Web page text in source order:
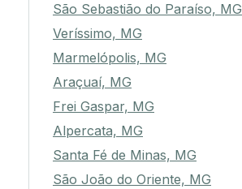
São Sebastião do Paraíso, MG
Veríssimo, MG
Marmelópolis, MG
Araçuaí, MG
Frei Gaspar, MG
Alpercata, MG
Santa Fé de Minas, MG
São João do Oriente, MG